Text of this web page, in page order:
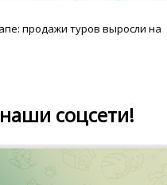
продажи туров выросли на
соцсети!